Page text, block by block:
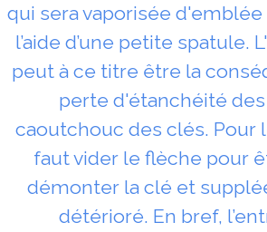
qui sera vaporisée d'emblée
l’aide d’une petite spatule.
peut à ce titre être la
perte d'étanchéité
caoutchouc des clés. Pour
faut vider le flèche pour
démonter la clé et
détérioré. En bref,